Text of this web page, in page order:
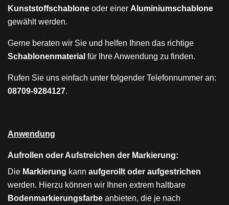
Kunststoffschablone oder einer Aluminiumschablone
gewählt werden.
Gerne beraten wir Sie und helfen Ihnen das richtige
Schablonenmaterial für Ihre Anwendung zu finden.
Rufen Sie uns einfach unter folgender Telefonnummer an:
08709-9284127.
Anwendung
Aufrollen oder Aufstreichen der Markierung:
Die Markierung kann aufgerollt oder aufgestrichen
werden. Hierzu können wir Ihnen extrem haltbare
Bodenmarkierungsfarbe anbieten, die je nach